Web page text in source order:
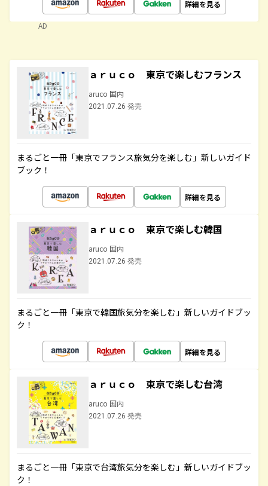
詳細を見る
AD
ａｒｕｃｏ 東京で楽しむフランス
aruco 国内
2021.07.26 発売
まるごと一冊「東京でフランス旅気分を楽しむ」新しいガイド
ブック！
詳細を見る
ａｒｕｃｏ 東京で楽しむ韓国
aruco 国内
2021.07.26 発売
まるごと一冊「東京で韓国旅気分を楽しむ」新しいガイドブッ
ク！
詳細を見る
ａｒｕｃｏ 東京で楽しむ台湾
aruco 国内
2021.07.26 発売
まるごと一冊「東京で台湾旅気分を楽しむ」新しいガイドブッ
ク！